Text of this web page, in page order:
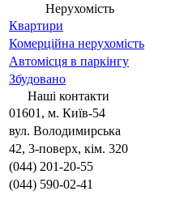
Нерухомість
Квартири
Комерційна нерухомість
Автомісця в паркінгу
Збудовано
Наші контакти
01601, м. Київ-54
вул. Володимирська
42, 3-поверх, кім. 320
(044) 201-20-55
(044) 590-02-41